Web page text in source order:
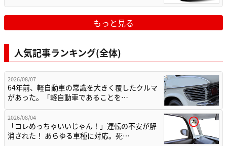
もっと見る
人気記事ランキング(全体)
2026/08/07
64年前、軽自動車の常識を大きく覆したクルマ
があった。「軽自動車であることを…
2026/08/04
「コレめっちゃいいじゃん！」運転の不安が解
消された！ あらゆる車種に対応。死…